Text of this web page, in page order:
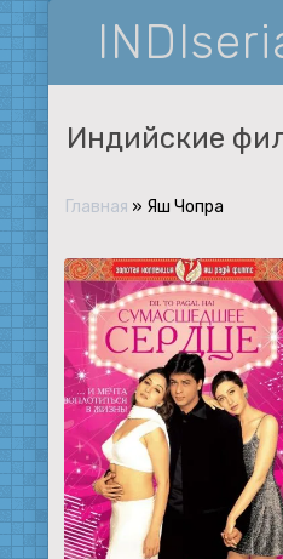
Индийские
Главная » Яш Чопра